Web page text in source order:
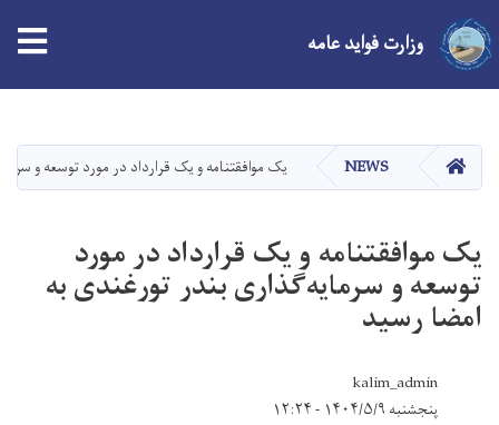
main
content
وزارت فواید عامه
صفحه اصلیNEWS یک موافقتنامه و یک قرارداد در مورد توسعه و
یک موافقتنامه و یک قرارداد در مورد
توسعه و سرمایه‌گذاری بندر تورغندی به
امضا رسید
kalim_admin
پنجشنبه ۱۴۰۴/۵/۹ - ۱۲:۲۴